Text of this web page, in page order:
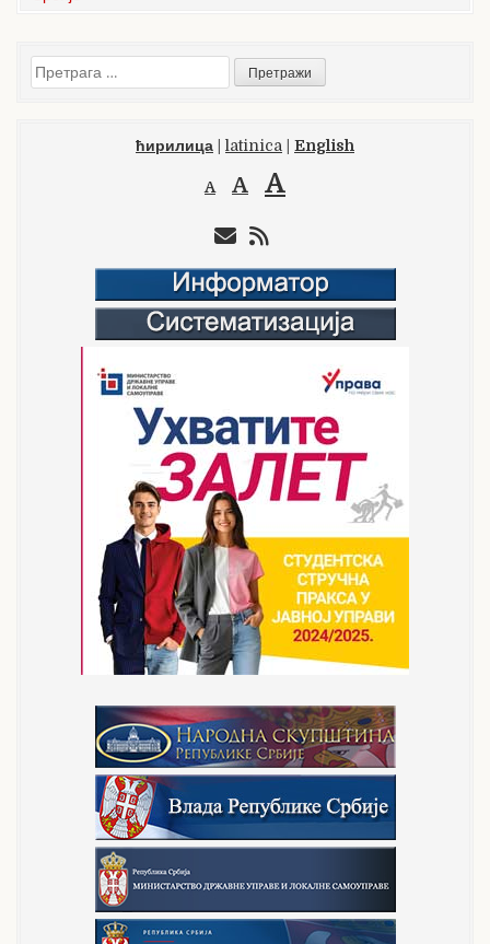
Претрага
за:
ћирилица latinica English
A A A